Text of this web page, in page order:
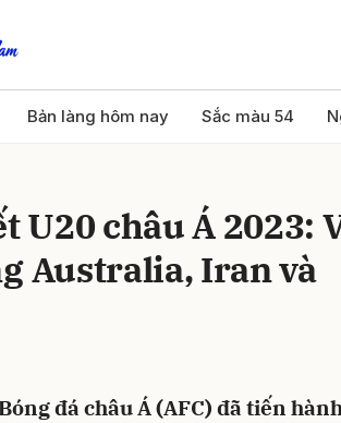
Bản làng hôm nay Sắc màu 54
U20 châu Á 2023:
Australia, Iran và
đá châu Á (AFC) đã tiến
bình luận